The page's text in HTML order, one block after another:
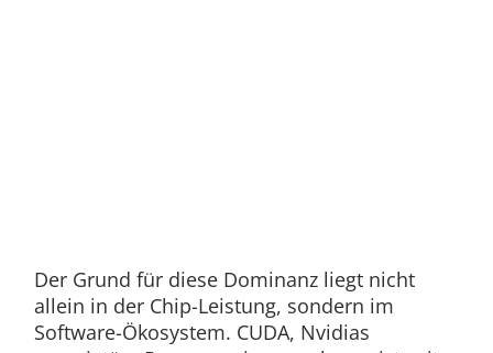
Der Grund für diese Dominanz liegt nicht
allein in der Chip-Leistung, sondern im
Software-Ökosystem. CUDA, Nvidias